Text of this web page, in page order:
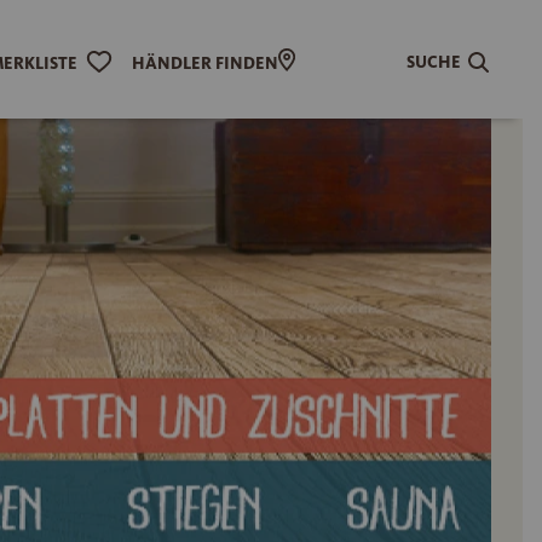
HÄNDLER FINDEN SUCHE